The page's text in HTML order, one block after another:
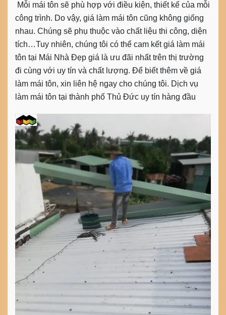
Mỗi mái tôn sẽ phù hợp với điều kiện, thiết kế của mỗi
công trình. Do vậy, giá làm mái tôn cũng không giống
nhau. Chúng sẽ phụ thuộc vào chất liệu thi công, diện
tích…Tuy nhiên, chúng tôi có thể cam kết giá làm mái
tôn tại Mái Nhà Đẹp giá là ưu đãi nhất trên thị trường
đi cùng với uy tín và chất lượng. Để biết thêm về giá
làm mái tôn, xin liên hệ ngay cho chúng tôi. Dịch vụ
làm mái tôn tại thành phố Thủ Đức uy tín hàng đầu